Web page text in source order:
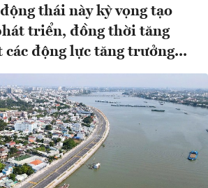
thái này kỳ vọng tạo
triển, đồng thời tăng
các động lực tăng trưởng...